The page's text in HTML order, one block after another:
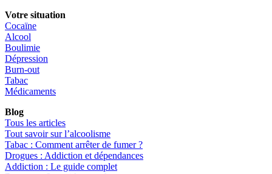
Votre situation
Cocaïne
Alcool
Boulimie
Dépression
Burn-out
Tabac
Médicaments
Blog
Tous les articles
Tout savoir sur l’alcoolisme
Tabac : Comment arrêter de fumer ?
Drogues : Addiction et dépendances
Addiction : Le guide complet